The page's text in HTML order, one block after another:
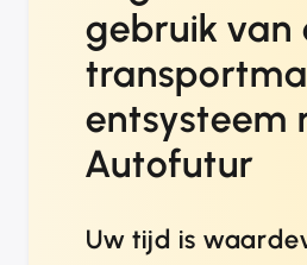
gebruik van
entsysteem
Autofutur
Uw tijd is